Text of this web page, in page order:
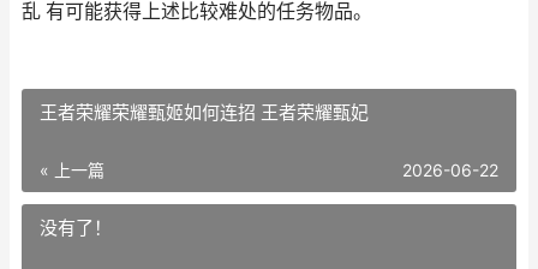
乱 有可能获得上述比较难处的任务物品。
王者荣耀荣耀甄姬如何连招 王者荣耀甄妃
« 上一篇 2026-06-22
没有了！